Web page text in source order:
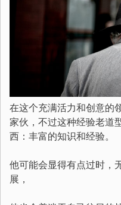
在这个充满活力和创意的
家伙，不过这种经验老道
西：丰富的知识和经验。
他可能会显得有点过时，
展，